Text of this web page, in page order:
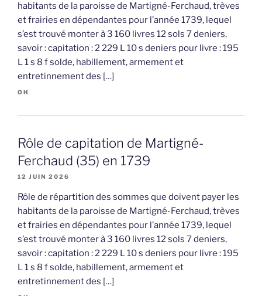
habitants de la paroisse de Martigné-Ferchaud, trèves
et frairies en dépendantes pour l’année 1739, lequel
s’est trouvé monter à 3 160 livres 12 sols 7 deniers,
savoir : capitation : 2 229 L 10 s deniers pour livre : 195
L 1 s 8 f solde, habillement, armement et
entretinnement des […]
OH
Rôle de capitation de Martigné-
Ferchaud (35) en 1739
12 JUIN 2026
Rôle de répartition des sommes que doivent payer les
habitants de la paroisse de Martigné-Ferchaud, trèves
et frairies en dépendantes pour l’année 1739, lequel
s’est trouvé monter à 3 160 livres 12 sols 7 deniers,
savoir : capitation : 2 229 L 10 s deniers pour livre : 195
L 1 s 8 f solde, habillement, armement et
entretinnement des […]